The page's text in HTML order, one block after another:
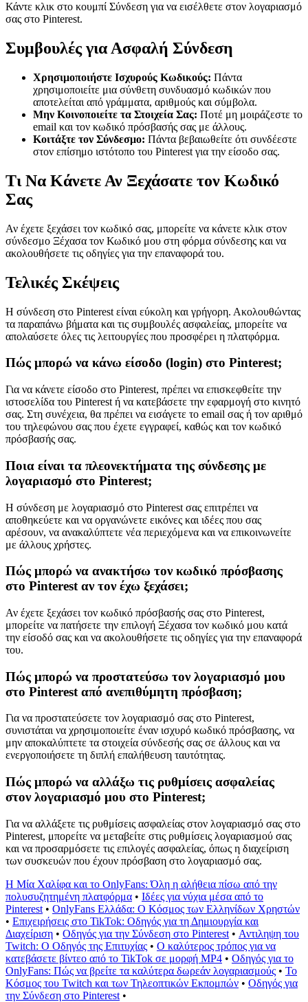
Κάντε κλικ στο κουμπί Σύνδεση για να εισέλθετε στον λογαριασμό
σας στο Pinterest.
Συμβουλές για Ασφαλή Σύνδεση
Χρησιμοποιήστε Ισχυρούς Κωδικούς: Πάντα
χρησιμοποιείτε μια σύνθετη συνδυασμό κωδικών που
αποτελείται από γράμματα, αριθμούς και σύμβολα.
Μην Κοινοποιείτε τα Στοιχεία Σας: Ποτέ μη μοιράζεστε το
email και τον κωδικό πρόσβασής σας με άλλους.
Κοιτάξτε τον Σύνδεσμο: Πάντα βεβαιωθείτε ότι συνδέεστε
στον επίσημο ιστότοπο του Pinterest για την είσοδο σας.
Τι Να Κάνετε Αν Ξεχάσατε τον Κωδικό
Σας
Αν έχετε ξεχάσει τον κωδικό σας, μπορείτε να κάνετε κλικ στον
σύνδεσμο Ξέχασα τον Κωδικό μου στη φόρμα σύνδεσης και να
ακολουθήσετε τις οδηγίες για την επαναφορά του.
Τελικές Σκέψεις
Η σύνδεση στο Pinterest είναι εύκολη και γρήγορη. Ακολουθώντας
τα παραπάνω βήματα και τις συμβουλές ασφαλείας, μπορείτε να
απολαύσετε όλες τις λειτουργίες που προσφέρει η πλατφόρμα.
Πώς μπορώ να κάνω είσοδο (login) στο Pinterest;
Για να κάνετε είσοδο στο Pinterest, πρέπει να επισκεφθείτε την
ιστοσελίδα του Pinterest ή να κατεβάσετε την εφαρμογή στο κινητό
σας. Στη συνέχεια, θα πρέπει να εισάγετε το email σας ή τον αριθμό
του τηλεφώνου σας που έχετε εγγραφεί, καθώς και τον κωδικό
πρόσβασής σας.
Ποια είναι τα πλεονεκτήματα της σύνδεσης με
λογαριασμό στο Pinterest;
Η σύνδεση με λογαριασμό στο Pinterest σας επιτρέπει να
αποθηκεύετε και να οργανώνετε εικόνες και ιδέες που σας
αρέσουν, να ανακαλύπτετε νέα περιεχόμενα και να επικοινωνείτε
με άλλους χρήστες.
Πώς μπορώ να ανακτήσω τον κωδικό πρόσβασης
στο Pinterest αν τον έχω ξεχάσει;
Αν έχετε ξεχάσει τον κωδικό πρόσβασής σας στο Pinterest,
μπορείτε να πατήσετε την επιλογή Ξέχασα τον κωδικό μου κατά
την είσοδό σας και να ακολουθήσετε τις οδηγίες για την επαναφορά
του.
Πώς μπορώ να προστατεύσω τον λογαριασμό μου
στο Pinterest από ανεπιθύμητη πρόσβαση;
Για να προστατεύσετε τον λογαριασμό σας στο Pinterest,
συνιστάται να χρησιμοποιείτε έναν ισχυρό κωδικό πρόσβασης, να
μην αποκαλύπτετε τα στοιχεία σύνδεσής σας σε άλλους και να
ενεργοποιήσετε τη διπλή επαλήθευση ταυτότητας.
Πώς μπορώ να αλλάξω τις ρυθμίσεις ασφαλείας
στον λογαριασμό μου στο Pinterest;
Για να αλλάξετε τις ρυθμίσεις ασφαλείας στον λογαριασμό σας στο
Pinterest, μπορείτε να μεταβείτε στις ρυθμίσεις λογαριασμού σας
και να προσαρμόσετε τις επιλογές ασφαλείας, όπως η διαχείριση
των συσκευών που έχουν πρόσβαση στο λογαριασμό σας.
Η Μία Χαλίφα και το OnlyFans: Όλη η αλήθεια πίσω από την
πολυσυζητημένη πλατφόρμα • Ιδέες για νύχια μέσα από το
Pinterest • OnlyFans Ελλάδα: Ο Κόσμος των Ελληνίδων Χρηστών
• Επιχειρήσεις στο TikTok: Οδηγός για τη Δημιουργία και
Διαχείριση • Οδηγός για την Σύνδεση στο Pinterest • Αντιληψη του
Twitch: Ο Οδηγός της Επιτυχίας • Ο καλύτερος τρόπος για να
κατεβάσετε βίντεο από το TikTok σε μορφή MP4 • Οδηγός για το
OnlyFans: Πώς να βρείτε τα καλύτερα δωρεάν λογαριασμούς • Το
Κόσμος του Twitch και των Τηλεοπτικών Εκπομπών • Οδηγός για
την Σύνδεση στο Pinterest •